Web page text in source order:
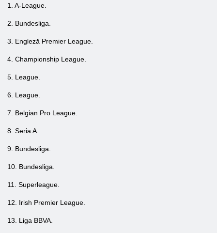
1. A-League.
2. Bundesliga.
3. Engleză Premier League.
4. Championship League.
5. League.
6. League.
7. Belgian Pro League.
8. Seria A.
9. Bundesliga.
10. Bundesliga.
11. Superleague.
12. Irish Premier League.
13. Liga BBVA.